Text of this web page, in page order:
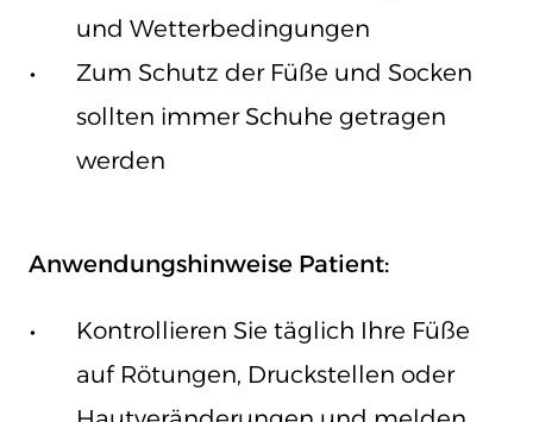
und Wetterbedingungen
Zum Schutz der Füße und Socken
sollten immer Schuhe getragen
werden
Anwendungshinweise Patient:
Kontrollieren Sie täglich Ihre Füße
auf Rötungen, Druckstellen oder